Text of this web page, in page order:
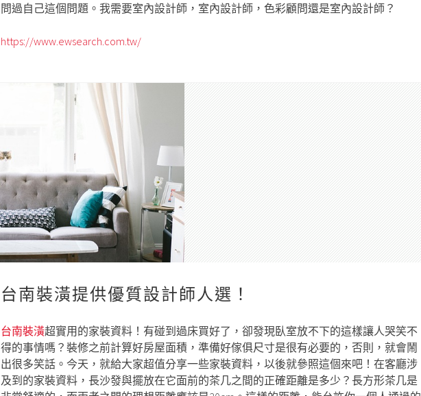
問過自己這個問題。我需要室內設計師，室內設計師，色彩顧問還是室內設計師？
https://www.ewsearch.com.tw/
台南裝潢提供優質設計師人選！
台南裝潢超實用的家裝資料！有碰到過床買好了，卻發現臥室放不下的這樣讓人哭笑不
得的事情嗎？裝修之前計算好房屋面積，準備好傢俱尺寸是很有必要的，否則，就會鬧
出很多笑話。今天，就給大家超值分享一些家裝資料，以後就參照這個來吧！在客廳涉
及到的家裝資料，長沙發與擺放在它面前的茶几之間的正確距離是多少？長方形茶几是